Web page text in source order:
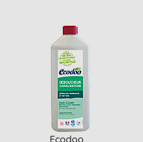
Ecodoo